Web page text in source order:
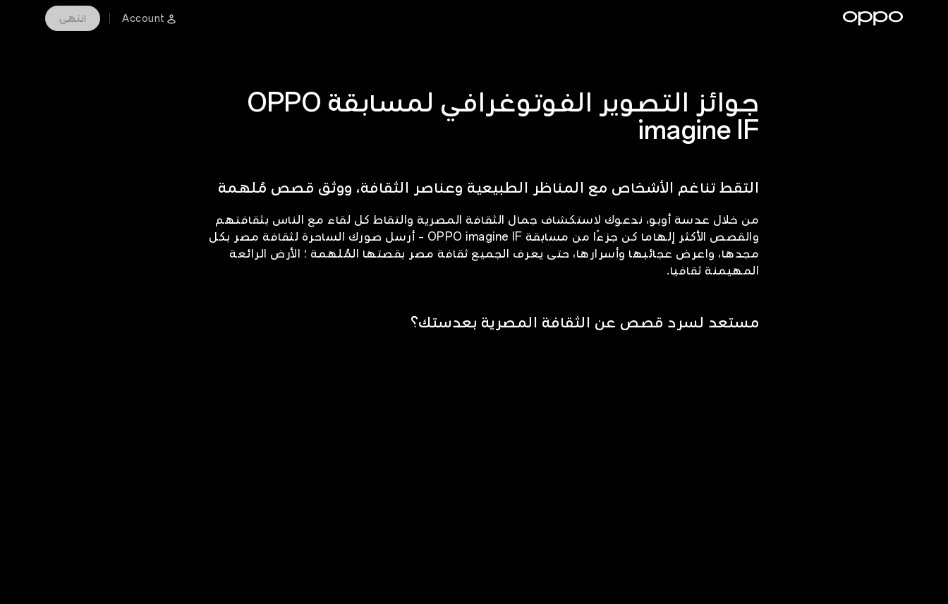
Account انتهى
جوائز التصوير الفوتوغرافي لمسابقة OPPO
imagine IF
التقط تناغم الأشخاص مع المناظر الطبيعية وعناصر الثقافة، ووثق قصص مُلهمة
من خلال عدسة أوبو، ندعوك لاستكشاف جمال الثقافة المصرية والتقاط كل لقاء مع الناس بثقافتهم
والقصص الأكثر إلهاما كن جزءًا من مسابقة OPPO imagine IF – أرسل صورك الساحرة لثقافة مصر بكل
مجدها، واعرض عجائبها وأسرارها، حتى يعرف الجميع ثقافة مصر بقصتها المُلهمة ؛ الأرض الرائعة
المهيمنة ثقافيا.
مستعد لسرد قصص عن الثقافة المصرية بعدستك؟